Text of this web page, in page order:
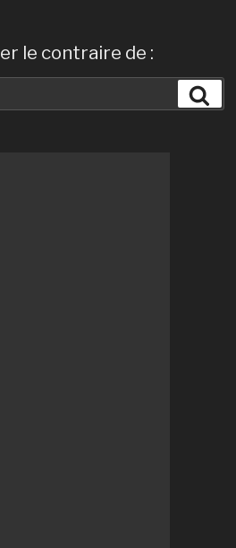
le contraire de :